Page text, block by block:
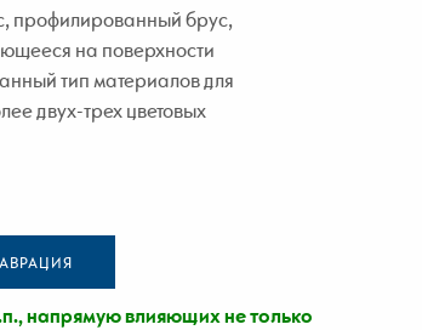
профилированный брус,
на поверхности
тип материалов для
двух-трех цветовых
напрямую влияющих не только